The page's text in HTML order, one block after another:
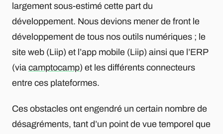
largement sous-estimé cette part du
développement. Nous devions mener de front le
développement de tous nos outils numériques ; le
site web (Liip) et l’app mobile (Liip) ainsi que l’ERP
(via camptocamp) et les différents connecteurs
entre ces plateformes.
Ces obstacles ont engendré un certain nombre de
désagréments, tant d’un point de vue temporel que